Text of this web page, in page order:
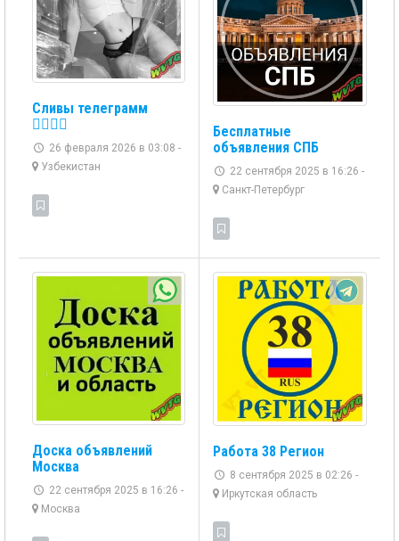
Сливы телеграмм
👩‍❤️‍💋‍👨
26 февраля 2026 в 03:08 -
Узбекистан
Бесплатные
объявления СПБ
22 сентября 2025 в 16:26 -
Санкт-Петербург
Доска объявлений
Москва
22 сентября 2025 в 16:26 -
Москва
Работа 38 Регион
8 сентября 2025 в 02:26 -
Иркутская область